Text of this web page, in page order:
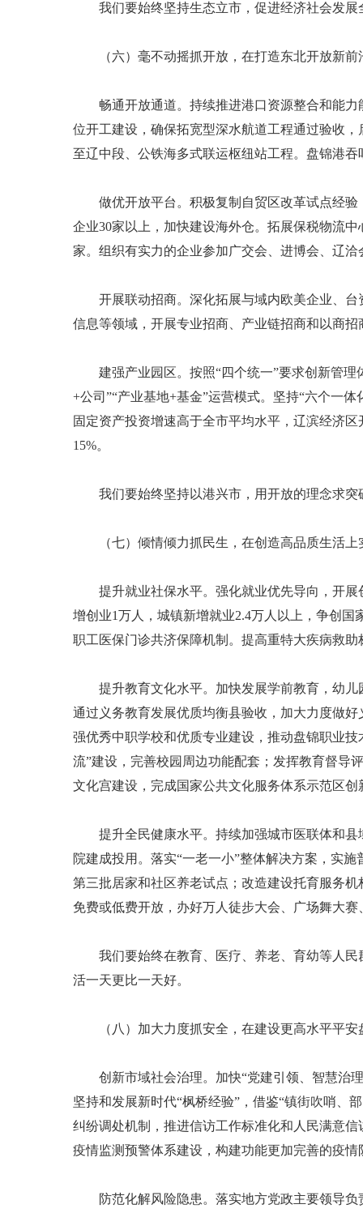
我们要始终坚持生态立市，促进经济社会发展
（六）毫不动摇抓开放，在打造东北开放新前
畅通开放通道。持续推进港口资源整合和能力
位开工建设，确保拓宽型深水航道工程通过验收
至辽中段、公铁海多式联运枢纽站工程。盘锦港吞
做优开放平台。积极复制自贸区改革试点经验
企业30家以上，加快建设海外仓。拓展保税物流
家。组织有实力的企业参加广交会、进博会、辽
开展联动招商。深化拓展与域内欧美企业、台
信息等领域，开展专业招商、产业链招商和以商
建强产业园区。按照“四个统一”要求创新管理
+公司”“产业基地+基金”运营模式。坚持“六个一
固定资产投资增速高于全市平均水平，辽滨经济
15%。
我们要始终坚持以港兴市，用开放的理念求突
（七）倾情倾力抓民生，在创造高品质生活上
提升就业社保水平。强化就业优先导向，开展
增创业1万人，城镇新增就业2.4万人以上，争创
职工医保门诊共济保障机制。提高重特大疾病救
提升教育文化水平。加快发展学前教育，幼儿
通过义务教育发展优质均衡县验收，加大力度做
强优秀中职学校和优质专业建设，推动盘锦职业
流”建设，完善校园周边功能配套；发挥教育督导
文化宫建设，完成国家公共文化服务体系示范区创
提升全民健康水平。持续加强城市医联体和县
院建成投用。落实“一老一小”整体解决方案，实
第三批居家和社区养老试点；改造建设托育服务
免费或低费开放，办好万人徒步大会、广场舞大
我们要始终在教育、医疗、养老、育幼等人民
活一天更比一天好。
（八）加大力度抓安全，在建设更高水平平安
创新市域社会治理。加快“党建引领、智慧治理
坚持和发展新时代“枫桥经验”，借鉴“镇街吹哨、
纠纷调处机制，推进信访工作标准化和人民满意
疫情监测预警体系建设，构建功能更加完善的疫
防范化解风险隐患。落实地方党政主要领导负